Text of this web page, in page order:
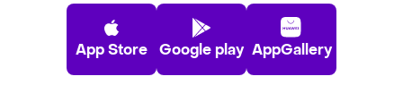
App Store Google play AppGallery